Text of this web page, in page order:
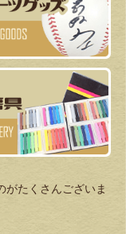
がたくさんございま